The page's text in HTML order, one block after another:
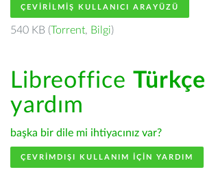
ÇEVIRILMIŞ KULLANICI ARAYÜZÜ
540 KB (Torrent, Bilgi)
Libreoffice Türkçe
yardım
başka bir dile mi ihtiyacınız var?
ÇEVRIMDIŞI KULLANIM IÇIN YARDIM